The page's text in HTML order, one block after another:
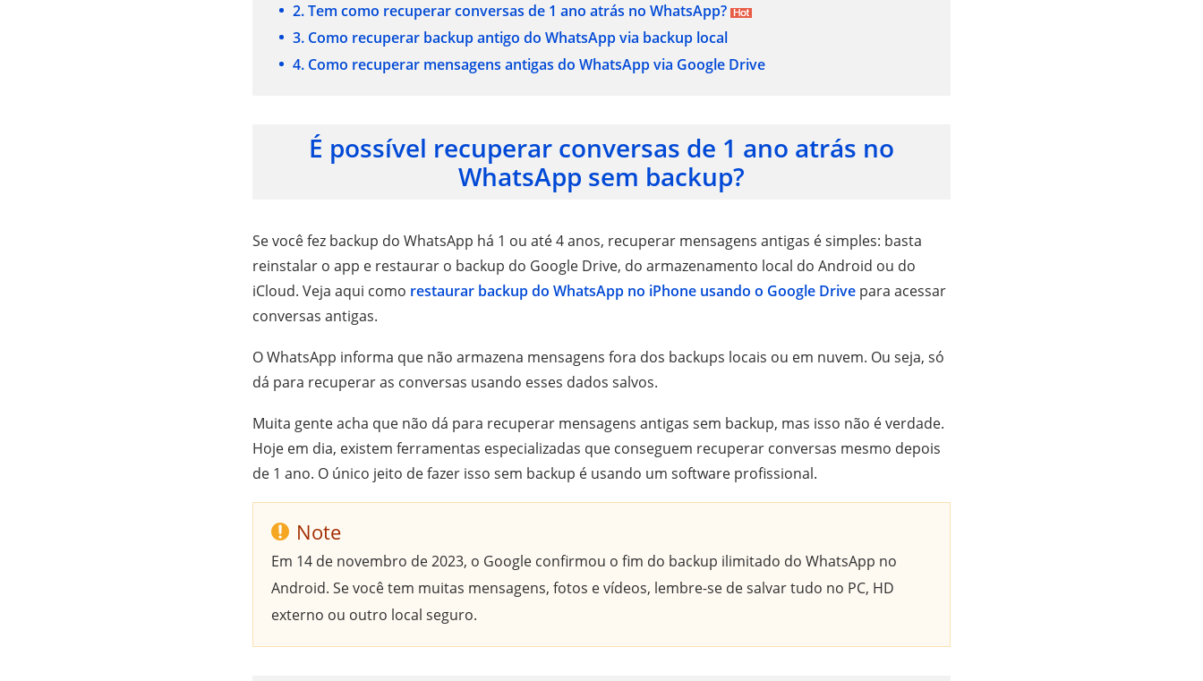
2. Tem como recuperar conversas de 1 ano atrás no WhatsApp?
3. Como recuperar backup antigo do WhatsApp via backup local
4. Como recuperar mensagens antigas do WhatsApp via Google Drive
É possível recuperar conversas de 1 ano atrás no
WhatsApp sem backup?
Se você fez backup do WhatsApp há 1 ou até 4 anos, recuperar mensagens antigas é simples: basta
reinstalar o app e restaurar o backup do Google Drive, do armazenamento local do Android ou do
iCloud. Veja aqui como restaurar backup do WhatsApp no iPhone usando o Google Drive para acessar
conversas antigas.
O WhatsApp informa que não armazena mensagens fora dos backups locais ou em nuvem. Ou seja, só
dá para recuperar as conversas usando esses dados salvos.
Muita gente acha que não dá para recuperar mensagens antigas sem backup, mas isso não é verdade.
Hoje em dia, existem ferramentas especializadas que conseguem recuperar conversas mesmo depois
de 1 ano. O único jeito de fazer isso sem backup é usando um software profissional.
Note
Em 14 de novembro de 2023, o Google confirmou o fim do backup ilimitado do WhatsApp no
Android. Se você tem muitas mensagens, fotos e vídeos, lembre-se de salvar tudo no PC, HD
externo ou outro local seguro.